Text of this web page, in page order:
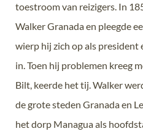
toestroom van reizigers. In
Walker Granada en pleegde
wierp hij zich op als president
in. Toen hij problemen kreeg
Bilt, keerde het tij. Walker
de grote steden Granada en
het dorp Managua als